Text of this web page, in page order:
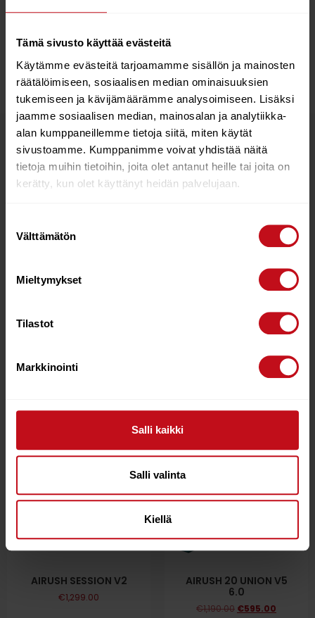
Tämä sivusto käyttää evästeitä
Käytämme evästeitä tarjoamamme sisällön ja mainosten
räätälöimiseen, sosiaalisen median ominaisuuksien
tukemiseen ja kävijämäärämme analysoimiseen. Lisäksi
jaamme sosiaalisen median, mainosalan ja analytiikka-
alan kumppaneillemme tietoja siitä, miten käytät
sivustoamme. Kumppanimme voivat yhdistää näitä
tietoja muihin tietoihin, joita olet antanut heille tai joita on
kerätty, kun olet käyttänyt heidän palvelujaan.
valinta
Välttämätön
Mieltymykset
Tilastot
Markkinointi
Salli kaikki
Salli valinta
Kiellä
High-performance, lightweight single strut
Available Sizes: 4, 5, 6, 7, 8, 9, 10, 12, 14, 1
Tutustu myös
37%
AIRUSH WAIST
HARNESS L – TEAM RED
AIRUSH 22 RIDE
CONTROL BAR 60CM
AIRUSH SESSION V2
€1,299.00
50%
AIRUSH 20 UNION V5
6.0
€1,190.00 €595.00